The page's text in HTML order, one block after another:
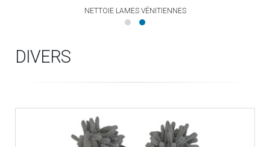
NETTOIE LAMES VÉNITIENNES
DIVERS